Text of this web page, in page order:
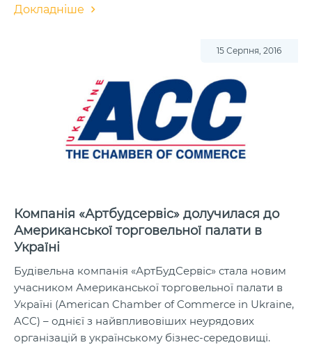
Докладніше
15 Серпня, 2016
Компанія «Артбудсервіс» долучилася до
Американської торговельної палати в
Україні
Будівельна компанія «АртБудСервіс» стала новим
учасником Американської торговельної палати в
Україні (American Chamber of Commerce in Ukraine,
ACC) – однієї з найвпливовіших неурядових
організацій в українському бізнес-середовищі.